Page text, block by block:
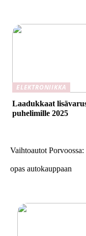
ELEKTRONIIKKA
Laadukkaat
puhelimille 2025
Vaihtoautot
opas autokauppaan